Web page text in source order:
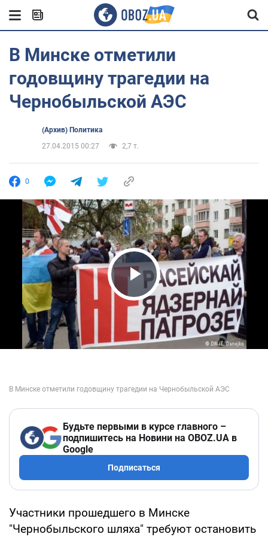
В Минске отметили
годовщину трагедии на
Чернобыльской АЭС
(Архив) Политика
27.04.2015 00:27
2,7 т.
0
Play Video
Будьте первыми в курсе главного –
подпишитесь на Новини на OBOZ.UA в
Google
Подписаться
Участники прошедшего в Минске
"Чернобыльского шляха" требуют остановить